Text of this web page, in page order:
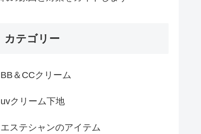
カテゴリー
BB＆CCクリーム
uvクリーム下地
エステシャンのアイテム